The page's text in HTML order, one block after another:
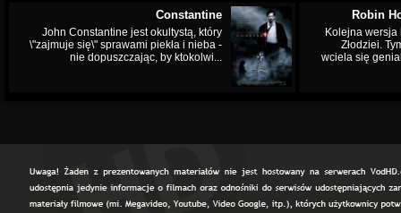
Constantine
John Constantine jest okultystą, który
\"zajmuje się\" sprawami piekła i nieba -
nie dopuszczając, by ktokolwi...
Robin
Kolejna wersja
Złodziei.
wciela się